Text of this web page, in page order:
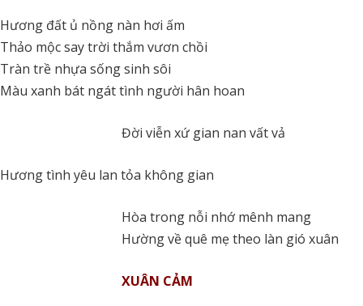
Hương đất ủ nồng nàn hơi ấm
Thảo mộc say trời thắm vươn chồi
Tràn trề nhựa sống sinh sôi
Màu xanh bát ngát tình người hân hoan
Đời viễn xứ gian nan vất vả
Hương tình yêu lan tỏa không gian
Hòa trong nỗi nhớ mênh mang
Hường về quê mẹ theo làn gió xuân
XUÂN CẢM